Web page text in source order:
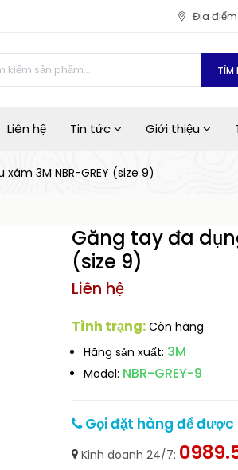
Địa
TÌM
Liên hệ Tin tức Giới thiệu
3M NBR-GREY (size 9)
Găng tay đa
(size 9)
Liên hệ
Tình trạng: Còn hàng
Hãng sản xuất: 3M
Model: NBR-GREY-9
Gọi đặt hàng để
Kinh doanh 24/7: